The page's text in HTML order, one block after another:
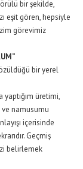
bir şekilde,
eşit gören, hepsiyle
görevimiz
bir yerel
yaptığım üretimi,
namusumu
içerisinde
Geçmiş
belirlemek